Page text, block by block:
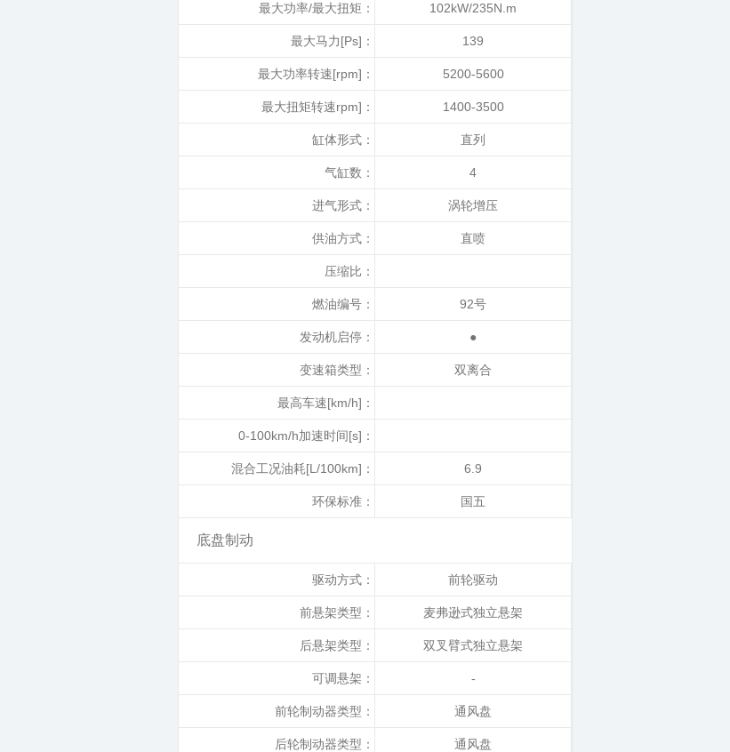
最大功率/最大扭矩： 102kW/235N.m
最大马力[Ps]： 139
最大功率转速[rpm]： 5200-5600
最大扭矩转速rpm]： 1400-3500
缸体形式： 直列
气缸数： 4
进气形式： 涡轮增压
供油方式： 直喷
压缩比：
燃油编号： 92号
发动机启停： ●
变速箱类型： 双离合
最高车速[km/h]：
0-100km/h加速时间[s]：
混合工况油耗[L/100km]： 6.9
环保标准： 国五
底盘制动
驱动方式： 前轮驱动
前悬架类型： 麦弗逊式独立悬架
后悬架类型： 双叉臂式独立悬架
可调悬架： -
前轮制动器类型： 通风盘
后轮制动器类型： 通风盘